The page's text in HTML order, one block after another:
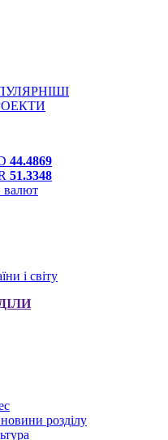
44.4869
51.3348
валют
розділу